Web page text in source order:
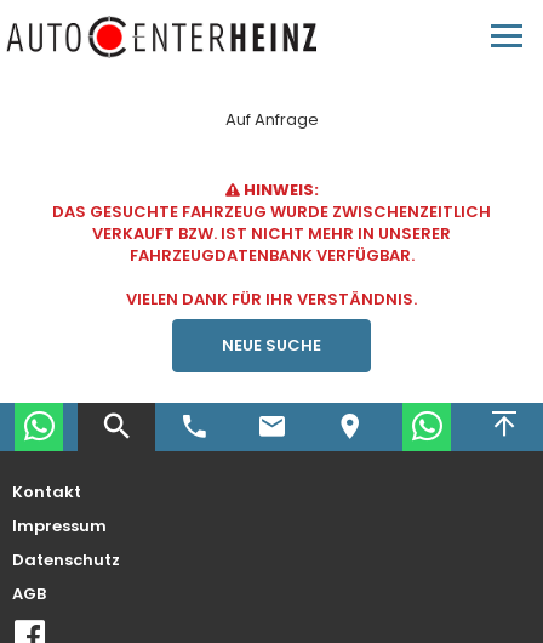
Auf Anfrage
HINWEIS:
DAS GESUCHTE FAHRZEUG WURDE ZWISCHENZEITLICH
VERKAUFT BZW. IST NICHT MEHR IN UNSERER
FAHRZEUGDATENBANK VERFÜGBAR.
VIELEN DANK FÜR IHR VERSTÄNDNIS.
NEUE SUCHE
Kontakt
Impressum
Datenschutz
AGB